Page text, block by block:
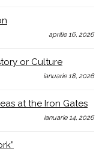
aprilie 16, 2026
or Culture
ianuarie 18, 2026
at the Iron Gates
ianuarie 14, 2026